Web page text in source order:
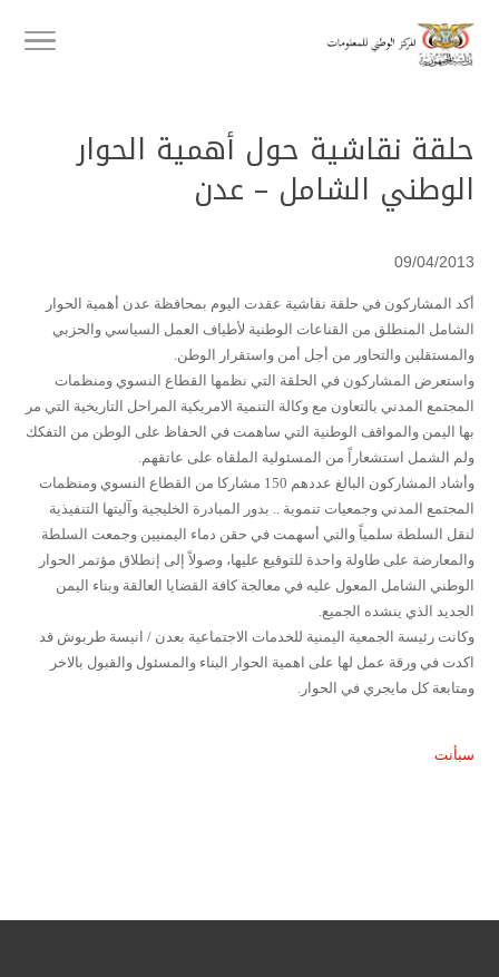
حلقة نقاشية حول أهمية الحوار
الوطني الشامل – عدن
09/04/2013
أكد المشاركون في حلقة نقاشية عقدت اليوم بمحافظة عدن أهمية الحوار
الشامل المنطلق من القناعات الوطنية لأطياف العمل السياسي والحزبي
والمستقلين والتحاور من أجل أمن واستقرار الوطن.
واستعرض المشاركون في الحلقة التي نظمها القطاع النسوي ومنظمات
المجتمع المدني بالتعاون مع وكالة التنمية الامريكية المراحل التاريخية التي مر
بها اليمن والمواقف الوطنية التي ساهمت في الحفاظ على الوطن من التفكك
ولم الشمل استشعاراً من المسئولية الملقاه على عاتقهم.
وأشاد المشاركون البالغ عددهم 150 مشاركا من القطاع النسوي ومنظمات
المجتمع المدني وجمعيات تنموية .. بدور المبادرة الخليجية وآليتها التنفيذية
لنقل السلطة سلمياً والتي أسهمت في حقن دماء اليمنيين وجمعت السلطة
والمعارضة على طاولة واحدة للتوقيع عليها، وصولاً إلى إنطلاق مؤتمر الحوار
الوطني الشامل المعول عليه في معالجة كافة القضايا العالقة وبناء اليمن
الجديد الذي ينشده الجميع.
وكانت رئيسة الجمعية اليمنية للخدمات الاجتماعية بعدن / انيسة طربوش قد
اكدت في ورقة عمل لها على اهمية الحوار البناء والمسئول والقبول بالاخر
ومتابعة كل مايجري في الحوار.
سبأنت